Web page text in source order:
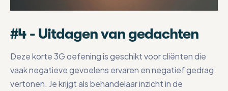
#4 - Uitdagen van gedachten
Deze korte 3G oefening is geschikt voor cliënten die
vaak negatieve gevoelens ervaren en negatief gedrag
vertonen. Je krijgt als behandelaar inzicht in de